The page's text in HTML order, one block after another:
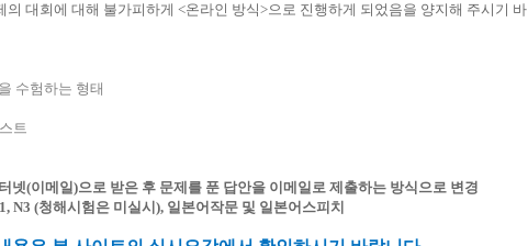
의 대회에 대해 불가피하게 <온라인 방식>으로 진행하게 되었음을 양지해 주시기 바
수험하는 형태
트
넷(이메일)으로 받은 후 문제를 푼 답안을 이메일로 제출하는 방식으로 변경
N3 (청해시험은 미실시), 일본어작문 및 일본어스피치